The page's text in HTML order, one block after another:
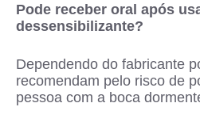
Pode receber oral após
dessensibilizante?
Dependendo do fabricante
recomendam pelo risco de
pessoa com a boca